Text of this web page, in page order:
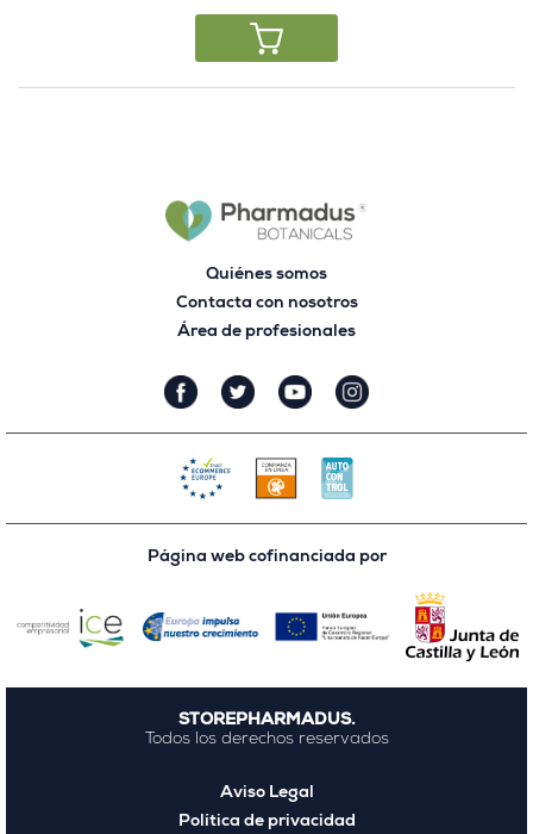
Quiénes somos
Contacta con nosotros
Área de profesionales
Página web cofinanciada por
STOREPHARMADUS.
Todos los derechos reservados
Aviso Legal
Política de privacidad